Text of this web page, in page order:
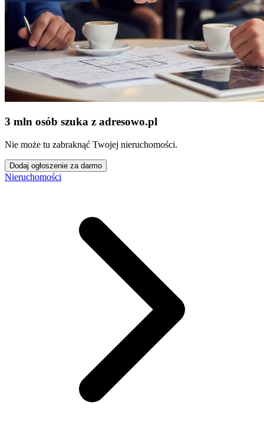
3 mln osób szuka z adresowo.pl
Nie może tu zabraknąć Twojej nieruchomości.
Dodaj ogłoszenie za darmo
Nieruchomości